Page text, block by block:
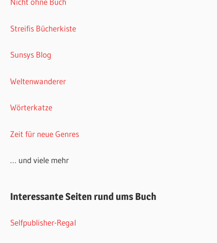
Streifis Bücherkiste
Sunsys Blog
Weltenwanderer
Wörterkatze
Zeit für neue Genres
… und viele mehr
Interessante Seiten rund ums Buch
Selfpublisher-Regal